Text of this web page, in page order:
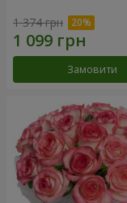
1 374 грн
Замовити